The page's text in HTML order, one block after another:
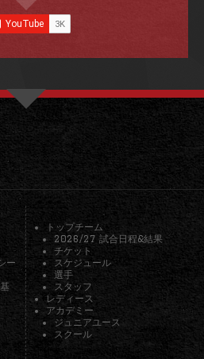
ー
トップチーム
2026/27 試合日程&結果
チケット
スケジュール
選手
スタッフ
レディース
アカデミー
ジュニアユース
スクール